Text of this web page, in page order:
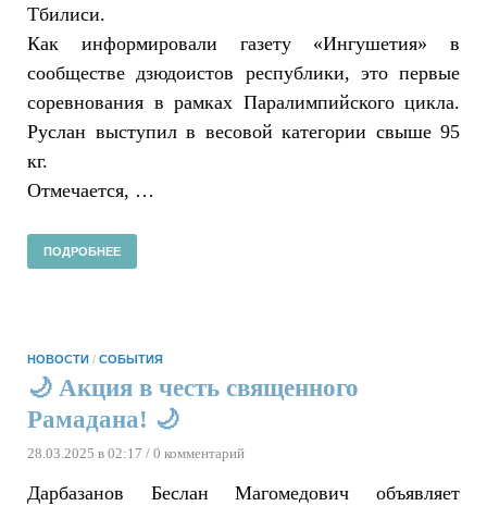
Тбилиси.
Как информировали газету «Ингушетия» в
сообществе дзюдоистов республики, это первые
соревнования в рамках Паралимпийского цикла.
Руслан выступил в весовой категории свыше 95
кг.
Отмечается, …
ПОДРОБНЕЕ
НОВОСТИ / СОБЫТИЯ
🌙 Акция в честь священного
Рамадана! 🌙
28.03.2025 в 02:17 / 0 комментарий
Дарбазанов Беслан Магомедович объявляет